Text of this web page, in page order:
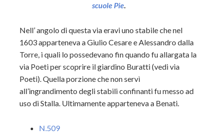
scuole Pie.
Nell’ angolo di questa via eravi uno stabile che nel
1603 apparteneva a Giulio Cesare e Alessandro dalla
Torre, i quali lo possedevano fin quando fu allargata la
via Poeti per scoprire il giardino Buratti (vedi via
Poeti). Quella porzione che non servì
all’ingrandimento degli stabili confinanti fu messo ad
uso di Stalla. Ultimamente apparteneva a Benati.
N.509